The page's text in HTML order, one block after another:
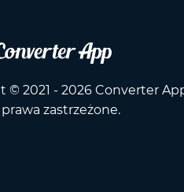
© 2021 - 2026 Converter
zastrzeżone.